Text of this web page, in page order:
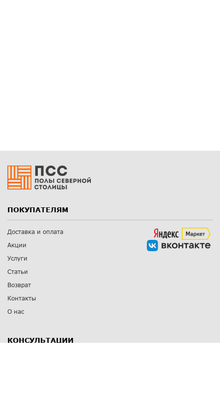
ПОКУПАТЕЛЯМ
Доставка и оплата
Акции
Услуги
Статьи
Возврат
Контакты
О нас
КОНСУЛЬТАЦИИ